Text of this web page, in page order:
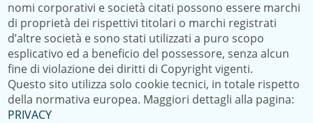
nomi corporativi e società citati possono essere marchi
di proprietà dei rispettivi titolari o marchi registrati
d’altre società e sono stati utilizzati a puro scopo
esplicativo ed a beneficio del possessore, senza alcun
fine di violazione dei diritti di Copyright vigenti.
Questo sito utilizza solo cookie tecnici, in totale rispetto
della normativa europea. Maggiori dettagli alla pagina:
PRIVACY